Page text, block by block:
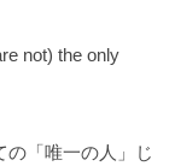
not) the only
の「唯一の人」じ